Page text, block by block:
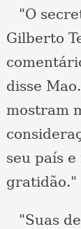
"O
Gilberto
disse
mostram
seu país
gratidão."
"Suas